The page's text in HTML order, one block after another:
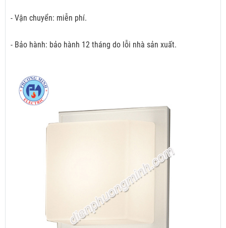
- Vận chuyển: miễn phí.
- Bảo hành: bảo hành 12 tháng do lỗi nhà sản xuất.